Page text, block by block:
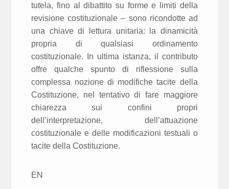
tutela, fino al dibattito su forme e limiti della
revisione costituzionale – sono ricondotte ad
una chiave di lettura unitaria: la dinamicità
propria di qualsiasi ordinamento
costituzionale. In ultima istanza, il contributo
offre qualche spunto di riflessione sulla
complessa nozione di modifiche tacite della
Costituzione, nel tentativo di fare maggiore
chiarezza sui confini propri
dell’interpretazione, dell’attuazione
costituzionale e delle modificazioni testuali o
tacite della Costituzione.
EN